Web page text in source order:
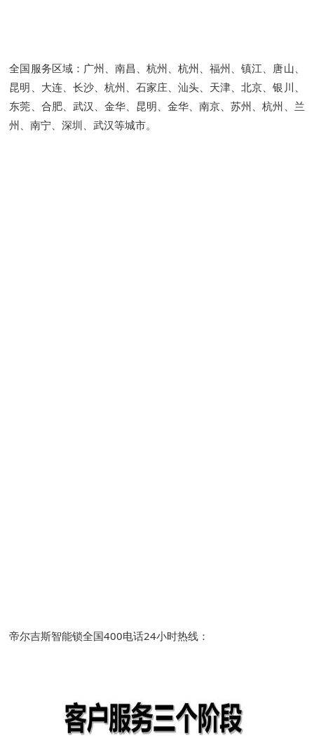
全国服务区域：广州、南昌、杭州、杭州、福州、镇江、唐山、
昆明、大连、长沙、杭州、石家庄、汕头、天津、北京、银川、
东莞、合肥、武汉、金华、昆明、金华、南京、苏州、杭州、兰
州、南宁、深圳、武汉等城市。
帝尔吉斯智能锁全国400电话24小时热线：